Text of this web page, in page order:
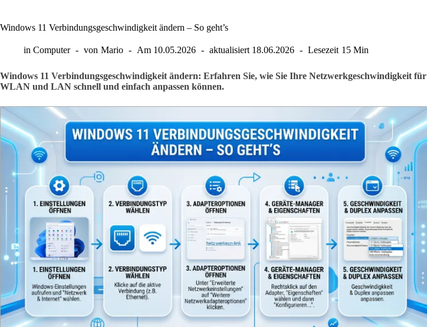
Windows 11 Verbindungsgeschwindigkeit ändern – So geht’s
in Computer von Mario Am 10.05.2026 aktualisiert 18.06.2026 Lesezeit 15 Min
Windows 11 Verbindungsgeschwindigkeit ändern: Erfahren Sie, wie Sie Ihre Netzwerkgeschwindigkeit für
WLAN und LAN schnell und einfach anpassen können.